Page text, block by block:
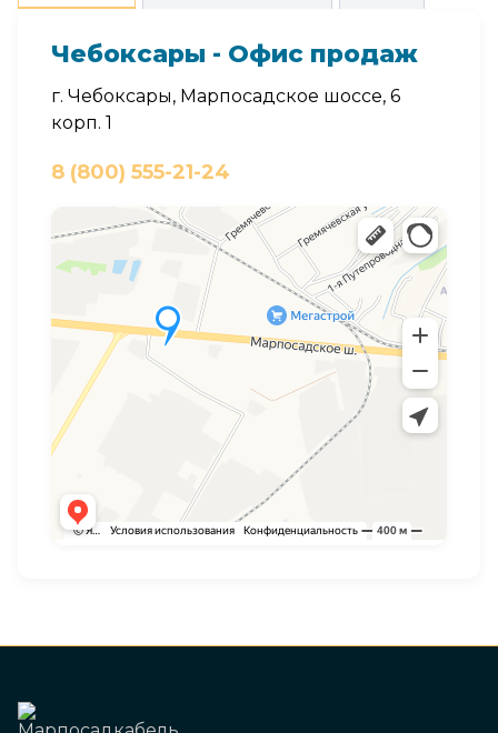
Чебоксары - Офис продаж
г. Чебоксары, Марпосадское шоссе, 6
корп. 1
8 (800) 555-21-24